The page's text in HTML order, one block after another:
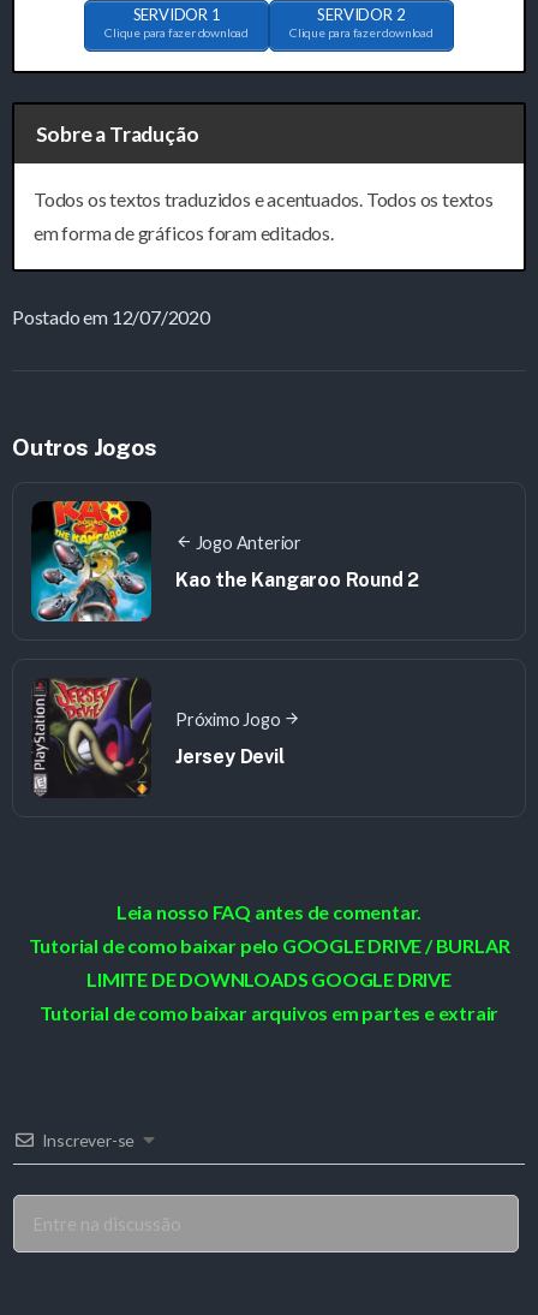
SERVIDOR 1
Clique para fazer download
SERVIDOR 2
Clique para fazer download
Sobre a Tradução
Todos os textos traduzidos e acentuados. Todos os textos
em forma de gráficos foram editados.
Postado em 12/07/2020
Outros Jogos
Jogo Anterior
Kao the Kangaroo Round 2
Próximo Jogo
Jersey Devil
Leia nosso FAQ antes de comentar.
Tutorial de como baixar pelo GOOGLE DRIVE / BURLAR
LIMITE DE DOWNLOADS GOOGLE DRIVE
Tutorial de como baixar arquivos em partes e extrair
Inscrever-se